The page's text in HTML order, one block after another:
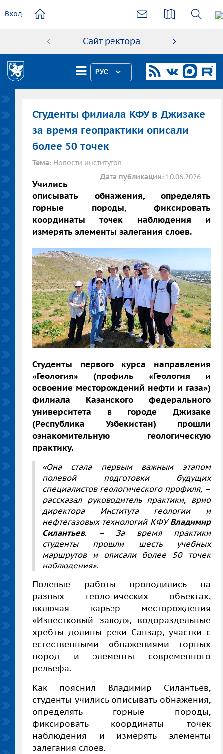
содержанию
Вход
Сайт ректора
РУС
Студенты филиала КФУ в Джизаке
за время геопрактики описали
более 50 точек
Тема: Новости институтов
Дата публикации: 10.06.2026
Учились
описывать обнажения, определять
горные породы, фиксировать
координаты точек наблюдения и
измерять элементы залегания слоев.
Студенты первого курса направления
«Геология» (профиль «Геология и
освоение месторождений нефти и газа»)
филиала Казанского федерального
университета в городе Джизаке
(Республика Узбекистан) прошли
ознакомительную геологическую
практику.
«Она стала первым важным этапом
полевой подготовки будущих
специалистов геологического профиля, –
рассказал руководитель практики, врио
директора Института геологии и
нефтегазовых технологий КФУВладимир
Силантьев. – За время практики
студенты прошли шесть учебных
маршрутов и описали более 50 точек
наблюдения».
Полевые работы проводились на
разных геологических объектах,
включая карьер месторождения
«Известковый завод», водораздельные
хребты долины реки Санзар, участки с
естественными обнажениями горных
пород и элементы современного
рельефа.
Как пояснил Владимир Силантьев,
студенты учились описывать обнажения,
определять горные породы,
фиксировать координаты точек
наблюдения и измерять элементы
залегания слоев.